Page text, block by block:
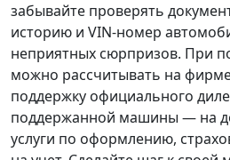
забывайте проверять
историю и VIN-номер
неприятных сюрпризов. При
можно рассчитывать на
поддержку официального
поддержанной машины — на
услуги по оформлению,